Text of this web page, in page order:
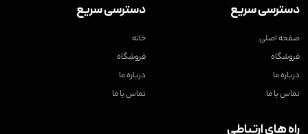
دسترسی سریع
صفحه اصلی
فروشگاه
درباره ما
تماس با ما
دسترسی سریع
خانه
فروشگاه
درباره ما
تماس با ما
راه های ارتباطی